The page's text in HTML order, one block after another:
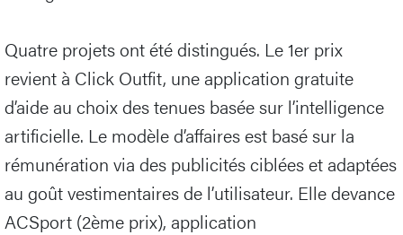
Quatre projets ont été distingués. Le 1er prix
revient à Click Outfit, une application gratuite
d’aide au choix des tenues basée sur l’intelligence
artificielle. Le modèle d’affaires est basé sur la
rémunération via des publicités ciblées et adaptées
au goût vestimentaires de l’utilisateur. Elle devance
ACSport (2ème prix), application